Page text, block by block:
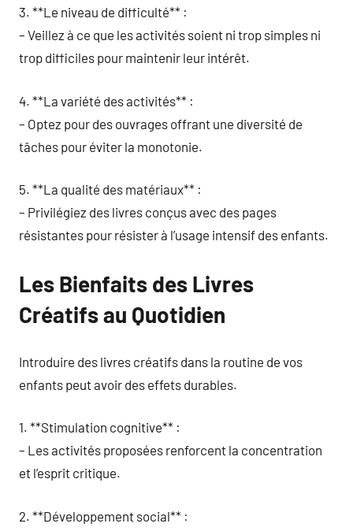
3. **Le niveau de difficulté** :
– Veillez à ce que les activités soient ni trop simples ni
trop difficiles pour maintenir leur intérêt.
4. **La variété des activités** :
– Optez pour des ouvrages offrant une diversité de
tâches pour éviter la monotonie.
5. **La qualité des matériaux** :
– Privilégiez des livres conçus avec des pages
résistantes pour résister à l’usage intensif des enfants.
Les Bienfaits des Livres
Créatifs au Quotidien
Introduire des livres créatifs dans la routine de vos
enfants peut avoir des effets durables.
1. **Stimulation cognitive** :
– Les activités proposées renforcent la concentration
et l’esprit critique.
2. **Développement social** :